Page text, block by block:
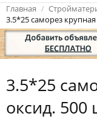
Главная
3.5*25 саморез
3.5*25
оксид. 500